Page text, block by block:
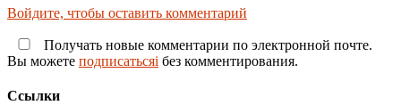
Войдите, чтобы оставить комментарий
Получать новые комментарии по электронной почте.
Вы можете подписатьсяi без комментирования.
Ссылки